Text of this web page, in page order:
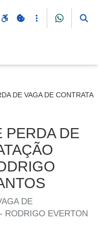
DE VAGA DE
PERDA DE
DE
RODRIGO EVERTON